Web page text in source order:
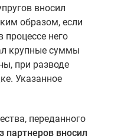
вносил
образом, если
него
крупные суммы
при разводе
Указанное
переданного
партнеров вносил